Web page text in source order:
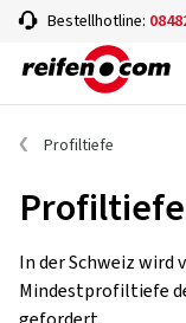
Bestellhotline:
Profiltiefe
In der Schweiz wird
Mindestprofiltiefe